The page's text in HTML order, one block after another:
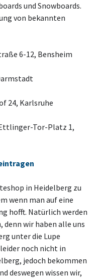
und Snowboards.
von bekannten
6-12, Bensheim
24, Karlsruhe
Tor-Platz 1,
in Heidelberg zu
wenn man auf eine
hofft. Natürlich werden
wir haben alle uns
unter die Lupe
noch nicht in
jedoch bekommen
deswegen wissen wir,